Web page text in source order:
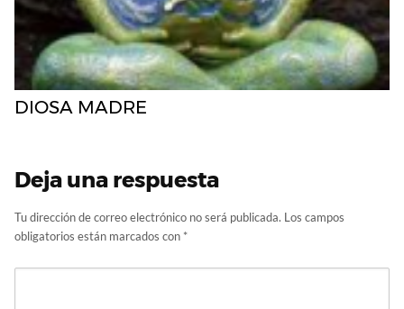
DIOSA MADRE
Deja una respuesta
Tu dirección de correo electrónico no será publicada. Los campos
obligatorios están marcados con *